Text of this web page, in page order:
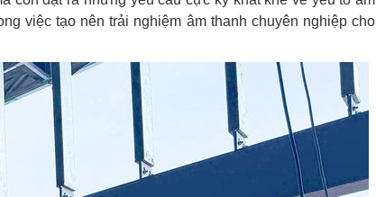
việc tạo nên trải nghiệm âm thanh chuyên nghiệp cho